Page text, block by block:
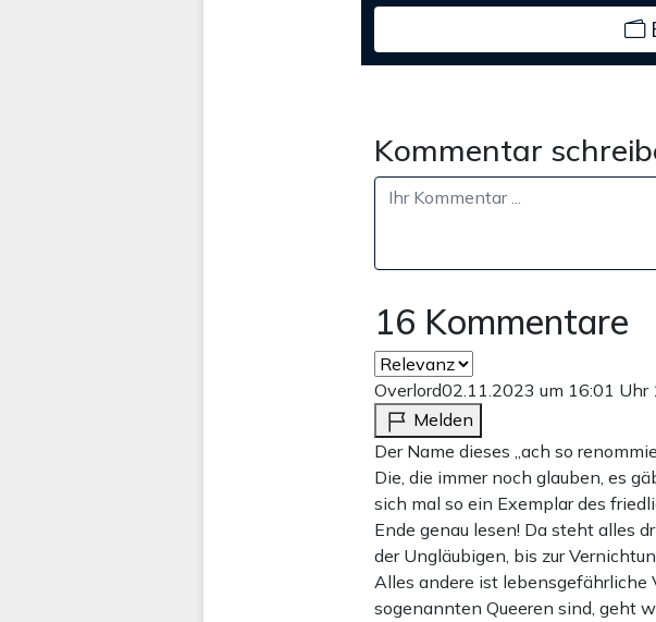
Kommentar
16 Kommentare
Overlord02.11.2023 um 16:01 Uhr
Melden
Der Name dieses „ach so
Die, die immer noch glauben, es
sich mal so ein Exemplar des
Ende genau lesen! Da steht alles
der Ungläubigen, bis zur
Alles andere ist lebensgefährliche
sogenannten Queeren sind, geht